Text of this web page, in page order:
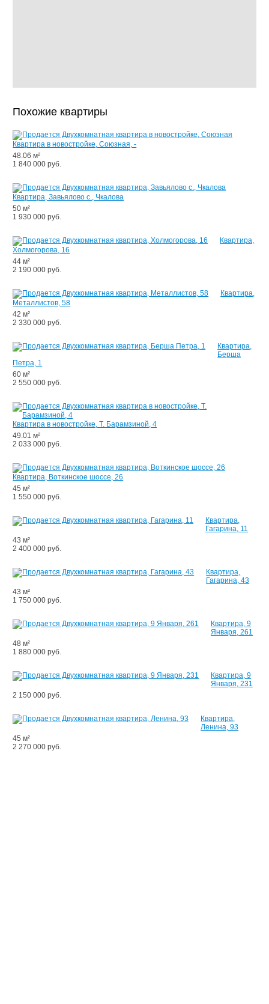
Похожие квартиры
Квартира в новостройке, Союзная, -
48.06 м²
1 840 000 руб.
Квартира, Завьялово с., Чкалова
50 м²
1 930 000 руб.
Квартира,
Холмогорова, 16
44 м²
2 190 000 руб.
Квартира,
Металлистов, 58
42 м²
2 330 000 руб.
Квартира,
Берша
Петра, 1
60 м²
2 550 000 руб.
Квартира в новостройке, Т. Барамзиной, 4
49.01 м²
2 033 000 руб.
Квартира, Воткинское шоссе, 26
45 м²
1 550 000 руб.
Квартира,
Гагарина, 11
43 м²
2 400 000 руб.
Квартира,
Гагарина, 43
43 м²
1 750 000 руб.
Квартира, 9
Января, 261
48 м²
1 880 000 руб.
Квартира, 9
Января, 231
2 150 000 руб.
Квартира,
Ленина, 93
45 м²
2 270 000 руб.